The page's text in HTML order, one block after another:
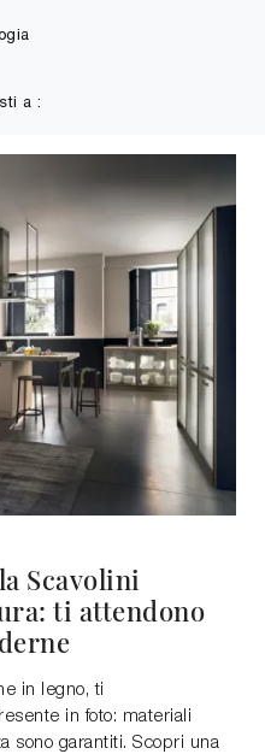
a :
Scavolini
ti attendono
in legno, ti
in foto: materiali
sono garantiti. Scopri una